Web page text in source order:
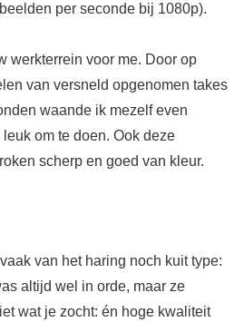
per seconde bij 1080p).
werkterrein voor me. Door op
van versneld opgenomen takes
waande ik mezelf even
om te doen. Ook deze
scherp en goed van kleur.
van het haring noch kuit type:
altijd wel in orde, maar ze
wat je zocht: én hoge kwaliteit